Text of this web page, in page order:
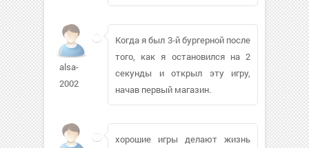
alsa-
2002
Когда я был 3-й бургерной после
того, как я остановился на 2
секунды и открыл эту игру,
начав первый магазин.
хорошие игры делают жизнь